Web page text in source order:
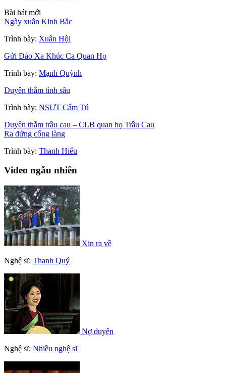
Bài hát mới
Ngày xuân Kinh Bắc
Trình bày: Xuân Hội
Gửi Đảo Xa Khúc Ca Quan Họ
Trình bày: Mạnh Quỳnh
Duyên thắm tình sâu
Trình bày: NSƯT Cẩm Tú
Duyên thắm trầu cau – CLB quan họ Trầu Cau
Ra đứng cổng làng
Trình bày: Thanh Hiếu
Video ngẫu nhiên
Xin ra về
Nghệ sĩ: Thanh Quý
Nợ duyên
Nghệ sĩ: Nhiều nghệ sĩ